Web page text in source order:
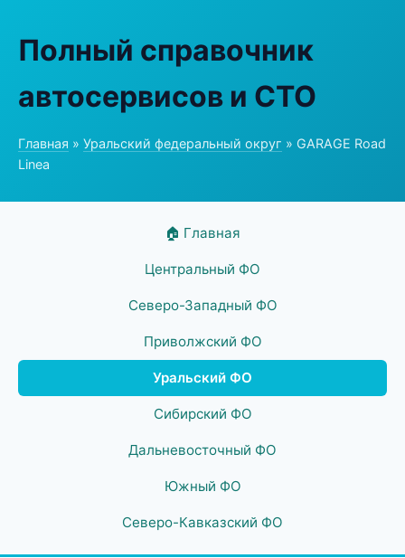
Полный справочник
автосервисов и СТО
Главная » Уральский федеральный округ » GARAGE Road
Linea
🏠 Главная
Центральный ФО
Северо-Западный ФО
Приволжский ФО
Уральский ФО
Сибирский ФО
Дальневосточный ФО
Южный ФО
Северо-Кавказский ФО